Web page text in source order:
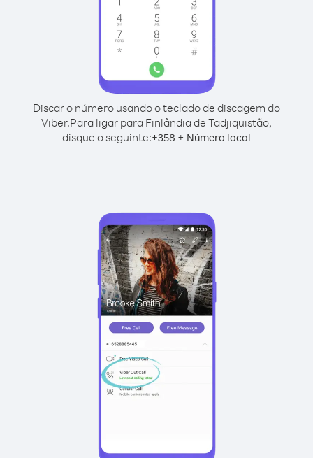
Discar o número usando o teclado de discagem do
Viber.Para ligar para Finlândia de Tadjiquistão,
disque o seguinte:+358 + Número local